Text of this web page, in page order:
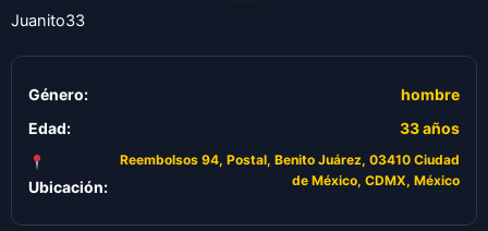
Juanito33
Género:
hombre
Edad:
33 años
Ubicación:
Reembolsos 94, Postal, Benito Juárez, 03410 Ciudad
de México, CDMX, México